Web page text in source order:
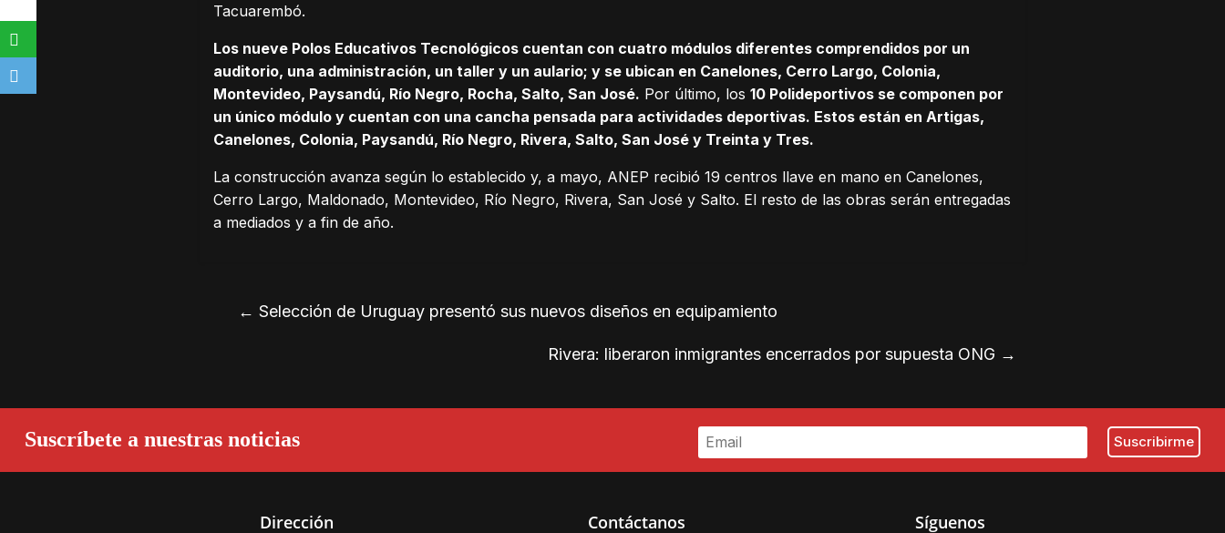
Tacuarembó.
Los nueve Polos Educativos Tecnológicos cuentan con cuatro módulos diferentes comprendidos por un
auditorio, una administración, un taller y un aulario; y se ubican en Canelones, Cerro Largo, Colonia,
Montevideo, Paysandú, Río Negro, Rocha, Salto, San José. Por último, los10 Polideportivos se componen por
un único módulo y cuentan con una cancha pensada para actividades deportivas. Estos están en Artigas,
Canelones, Colonia, Paysandú, Río Negro, Rivera, Salto, San José y Treinta y Tres.
La construcción avanza según lo establecido y, a mayo, ANEP recibió 19 centros llave en mano en Canelones,
Cerro Largo, Maldonado, Montevideo, Río Negro, Rivera, San José y Salto. El resto de las obras serán entregadas
a mediados y a fin de año.
← Selección de Uruguay presentó sus nuevos diseños en equipamiento
Rivera: liberaron inmigrantes encerrados por supuesta ONG →
Suscríbete a nuestras noticias
Dirección Contáctanos Síguenos